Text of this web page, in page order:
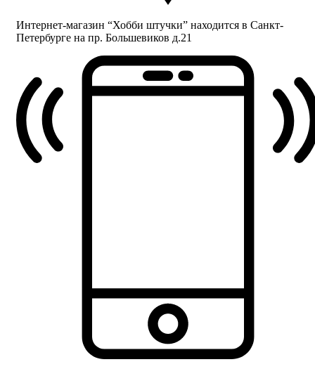
Интернет-магазин “Хобби штучки” находится в Санкт-
Петербурге на пр. Большевиков д.21